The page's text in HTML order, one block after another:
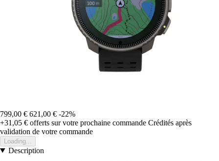
799,00 € 621,00 € -22%
+31,05 € offerts sur votre prochaine commande Crédités après
validation de votre commande
Loading...
Description